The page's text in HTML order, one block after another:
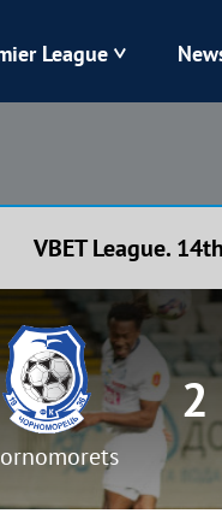
League
VBET League.
2